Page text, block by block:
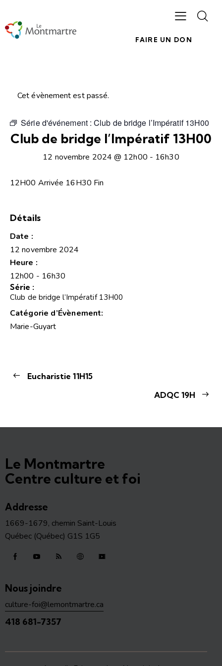
FAIRE UN DON
Cet évènement est passé.
Série d'événement :Club de bridge l’Impératif 13H00
Club de bridge l’Impératif 13H00
12 novembre 2024 @ 12h00 - 16h30
12H00 Arrivée 16H30 Fin
Détails
Date :
12 novembre 2024
Heure :
12h00 - 16h30
Série :
Club de bridge l’Impératif 13H00
Catégorie d’Évènement:
Marie-Guyart
Eucharistie 11H15
ADQC 19H
Le Montmartre
Centre culture et foi
Addresse
1669-1679, chemin Saint-Louis
Québec (Québec) G1S 1G5
Nous joindre
culture-foi@lemontmartre.ca
418 681-7357